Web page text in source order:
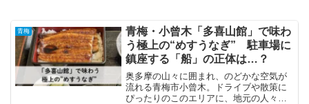
青梅
青梅・小曾木「多喜山館」で味わ
う極上の“めすうなぎ” 駐車場に
鎮座する「船」の正体は…？
奥多摩の山々に囲まれ、のどかな空気が
流れる青梅市小曾木。ドライブや散策に
ぴったりのこのエリアに、地元の人々や